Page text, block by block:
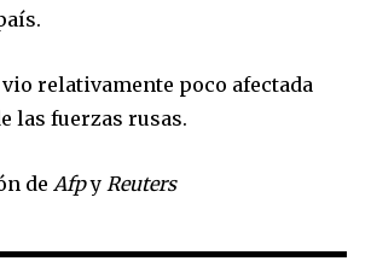
relativamente poco afectada
las fuerzas rusas.
de Afpy Reuters